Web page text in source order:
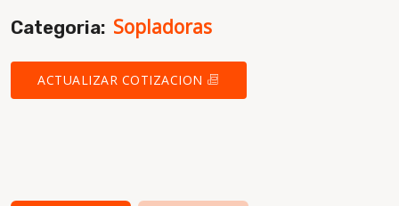
Categoria: Sopladoras
ACTUALIZAR COTIZACION